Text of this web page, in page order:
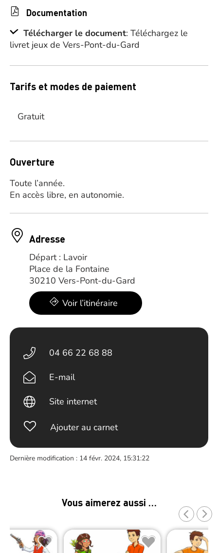
Documentation
Télécharger le document: Téléchargez le
livret jeux de Vers-Pont-du-Gard
Tarifs et modes de paiement
Gratuit
Ouverture
Toute l’année.
En accès libre, en autonomie.
Adresse
Départ : Lavoir
Place de la Fontaine
30210 Vers-Pont-du-Gard
Voir l’itinéraire
04 66 22 68 88
E-mail
Site internet
Ajouter au carnet
Dernière modification : 14 févr. 2024, 15:31:22
Vous aimerez aussi …